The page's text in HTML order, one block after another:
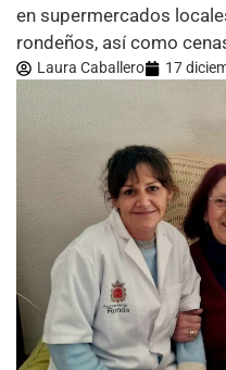
en supermercados
rondeños, así como
Laura Caballero 17